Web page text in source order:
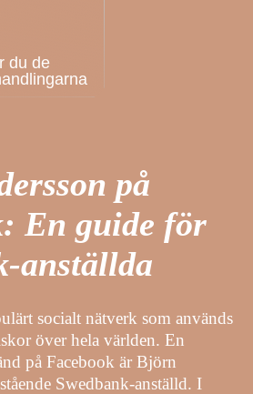
du de
på
En guide för
anställda
socialt nätverk som används
över hela världen. En
på Facebook är Björn
Swedbank-anställd. I